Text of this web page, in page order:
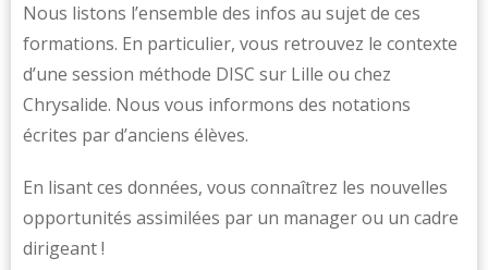
Nous listons l’ensemble des infos au sujet de ces
formations. En particulier, vous retrouvez le contexte
d’une session méthode DISC sur Lille ou chez
Chrysalide. Nous vous informons des notations
écrites par d’anciens élèves.
En lisant ces données, vous connaîtrez les nouvelles
opportunités assimilées par un manager ou un cadre
dirigeant !